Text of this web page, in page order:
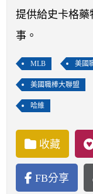
提供給史卡格
事。
MLB 美國
美國職棒大聯盟
哈維
收藏
FB分享